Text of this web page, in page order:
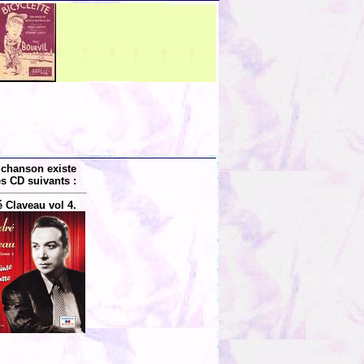
existe
CD suivants :
Claveau vol 4.